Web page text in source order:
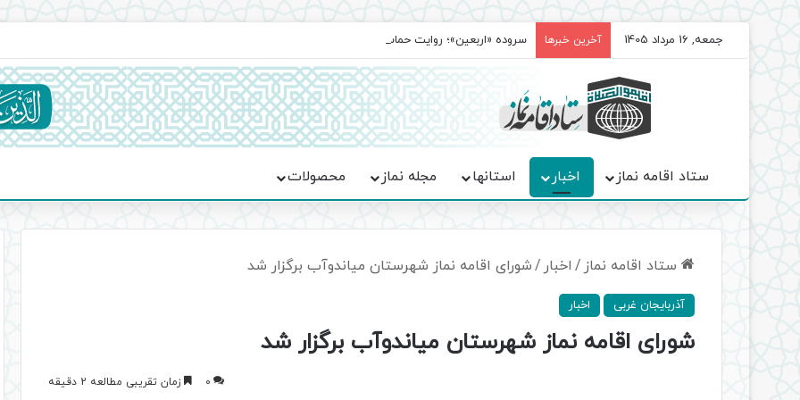
جمعه, 16 مرداد 1405 آخرین خبرها سروده‌ «اربعین»؛ روایت حماسه، استقامت و تمدن‌سازی امت اسلامی
ستاد اقامه نماز اخبار استانها مجله نماز محصولات
ستاد اقامه نماز / اخبار /شورای اقامه نماز شهرستان میاندوآب برگزار شد
آذربایجان غربی اخبار
شورای اقامه نماز شهرستان میاندوآب برگزار شد
0 زمان تقریبی مطالعه 2 دقیقه